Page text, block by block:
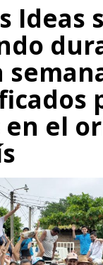
Ideas
en el